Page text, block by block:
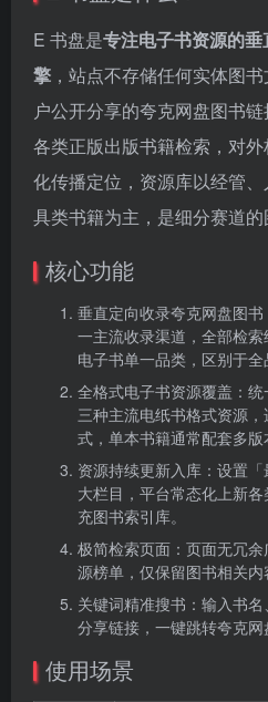
E 书盘是专注电子书资源的
擎 ，站点不存储任何实体图
户公开分享的夸克网盘图书
各类正版出版书籍检索，对
化传播定位，资源库以经管
具类书籍为主，是细分赛道的
核心功能
垂直定向收录夸克网盘图
一主流收录渠道，全部检
电子书单一品类，区别于全
全格式电子书资源覆盖：
三种主流电纸书格式资源
式，单本书籍通常配套多版
资源持续更新入库：设置
大栏目，平台常态化上新
充图书索引库。
极简检索页面：页面无冗
源榜单，仅保留图书相关内
关键词精准搜书：输入书
分享链接，一键跳转夸克网
使用场景